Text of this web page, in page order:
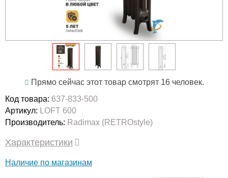
Прямо сейчас этот товар смотрят 16 человек.
Код товара: 637-833-500
Артикул: LOFT 600
Производитель: Radimax (RETROstyle)
Характеристики
Наличие по магазинам